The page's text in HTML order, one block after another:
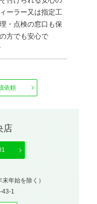
ーラー又は指定工
・点検の窓口も保
方でも安心で
依頼
店
年始を除く）
43-1